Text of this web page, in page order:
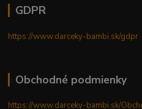
GDPR
https://www.darceky-bambi.sk/gdpr
Obchodné podmienky
https://www.darceky-bambi.sk/